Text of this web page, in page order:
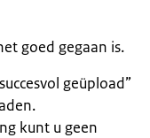
goed gegaan is.
geüpload”
kunt u geen